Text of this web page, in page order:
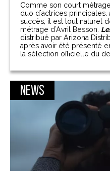
Comme son court métrage
duo d'actrices principales,
succès, il est tout naturel
métrage d'Avril Besson.
distribué par Arizona
après avoir été présenté
la sélection officielle du
News